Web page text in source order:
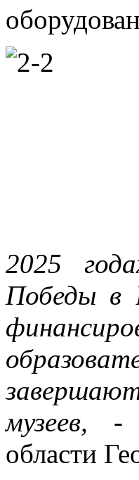
2025
Победы в
музеев, -
области